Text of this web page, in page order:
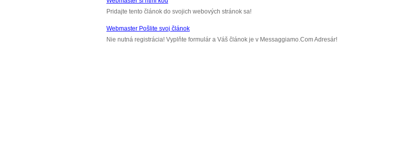
Pridajte tento článok do svojich webových stránok sa!
Webmaster Pošlite svoj článok
Nie nutná registrácia! Vyplňte formulár a Váš článok je v Messaggiamo.Com Adresár!